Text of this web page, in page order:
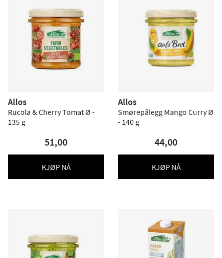
Allos
Rucola & Cherry Tomat Ø -
135 g
51,00
KJØP NÅ
Allos
Smørepålegg Mango Curry Ø
- 140 g
44,00
KJØP NÅ